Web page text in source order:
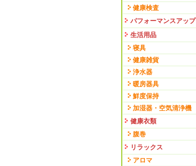
健康検査
パフォーマンスアップ
生活用品
寝具
健康雑貨
浄水器
暖房器具
鮮度保持
加湿器・空気清浄機
健康衣類
腹巻
リラックス
アロマ